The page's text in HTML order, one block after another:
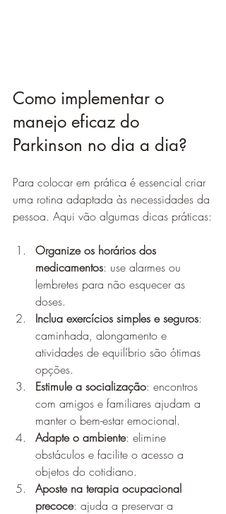
Como implementar o
manejo eficaz do
Parkinson no dia a dia?
Para colocar em prática é essencial criar
uma rotina adaptada às necessidades da
pessoa. Aqui vão algumas dicas práticas:
Organize os horários dos
medicamentos: use alarmes ou
lembretes para não esquecer as
doses.
Inclua exercícios simples e seguros:
caminhada, alongamento e
atividades de equilíbrio são ótimas
opções.
Estimule a socialização: encontros
com amigos e familiares ajudam a
manter o bem-estar emocional.
Adapte o ambiente: elimine
obstáculos e facilite o acesso a
objetos do cotidiano.
Aposte na terapia ocupacional
precoce: ajuda a preservar a